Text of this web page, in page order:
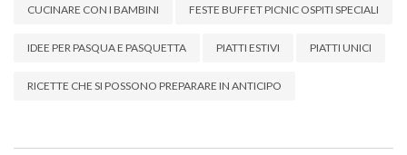
CUCINARE CON I BAMBINI FESTE BUFFET PICNIC OSPITI SPECIALI
IDEE PER PASQUA E PASQUETTA PIATTI ESTIVI PIATTI UNICI
RICETTE CHE SI POSSONO PREPARARE IN ANTICIPO